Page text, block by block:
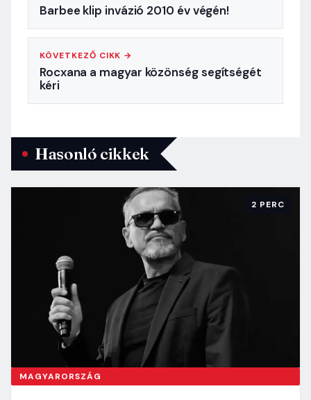
Barbee klip invázió 2010 év végén!
KÖVETKEZŐ CIKK →
Rocxana a magyar közönség segítségét
kéri
Hasonló cikkek
MAGYARORSZÁG
2 PERC